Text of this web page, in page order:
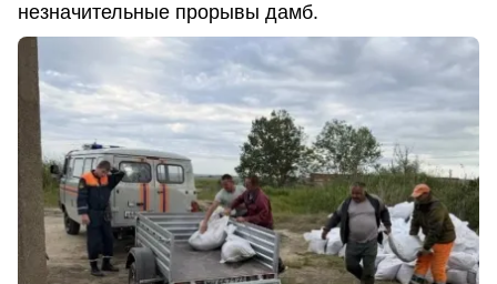
незначительные прорывы дамб.